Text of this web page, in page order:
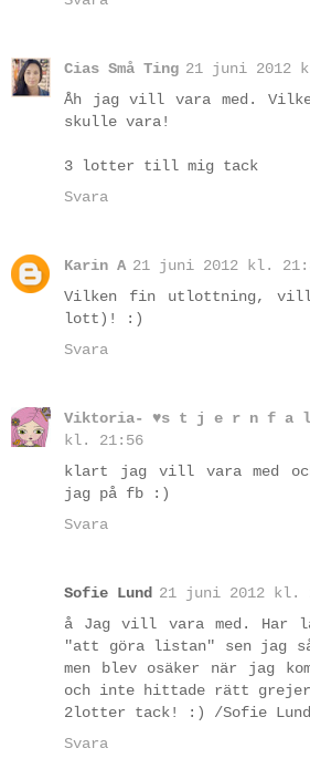
Cias Små Ting 21 juni 2012
Åh jag vill vara med.
skulle vara!
3 lotter till mig tack
Svara
Karin A 21 juni 2012 kl.
Vilken fin utlottning, vill
lott)! :)
Svara
Viktoria- ♥s t j e r n f a
kl. 21:56
klart jag vill vara med
jag på fb :)
Svara
Sofie Lund 21 juni 2012 kl.
å Jag vill vara med. Har
"att göra listan" sen jag
men blev osäker när jag
och inte hittade rätt
2lotter tack! :) /Sofie Lund
Svara